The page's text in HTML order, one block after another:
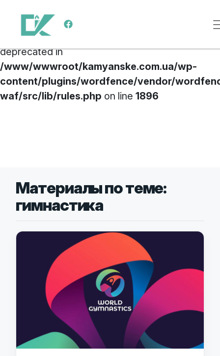
Deprecated
: preg_replace(): Passing null to
parameter #3 ($subject) of type array|string is
deprecated in
/www/wwwroot/kamyanske.com.ua/wp-
content/plugins/wordfence/vendor/
waf/src/lib/rules.php on line 1896
Меню навигации
Материалы по теме:
гимнастика